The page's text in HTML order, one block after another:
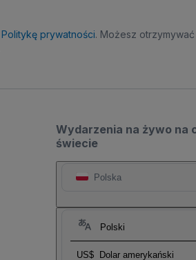
Politykę prywatności. Możesz
Wydarzenia na żywo na
świecie
Polska
Polski
US$ Dolar amerykański